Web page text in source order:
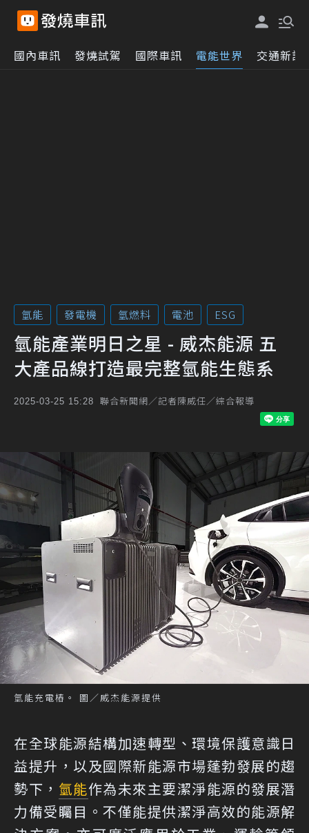
國內車訊 發燒試駕 國際車訊 電能世界 交通新訊
氫能 發電機 氫燃料 電池 ESG
氫能產業明日之星 - 威杰能源 五
大產品線打造最完整氫能生態系
2025-03-25 15:28 聯合新聞網／記者陳威任／綜合報導
氫能充電樁。 圖／威杰能源提供
在全球能源結構加速轉型、環境保護意識日
益提升，以及國際新能源市場蓬勃發展的趨
勢下， 氫能作為未來主要潔淨能源的發展潛
力備受矚目。不僅能提供潔淨高效的能源解